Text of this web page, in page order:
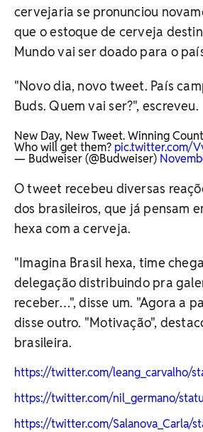
cervejaria se pronunciou
que o estoque de cerveja
Mundo vai ser doado para o
"Novo dia, novo tweet. País
Buds. Quem vai ser?", escreveu.
New Day, New Tweet. Winning
Who will get them? pic.twitter.com/
— Budweiser (@Budweiser)
O tweet recebeu diversas
dos brasileiros, que já pensam
hexa com a cerveja.
"Imagina Brasil hexa, time
delegação distribuindo pra
receber…", disse um. "Agora a
disse outro. "Motivação",
brasileira.
https://twitter.com/leang_carvalho/
https://twitter.com/nil_germano/
https://twitter.com/Salanova_Carla/